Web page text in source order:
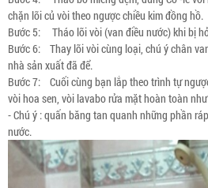
chặn lõi củ vòi theo ngược chiều kim đồng hồ.
Bước 5: Tháo lõi vòi (van điều nước) khi bị
Bước 6: Thay lõi vòi cùng loại, chú ý chân
nhà sản xuất đã để.
Bước 7: Cuối cùng bạn lắp theo trình tự
vòi hoa sen, vòi lavabo rửa mặt hoàn toàn
- Chú ý : quấn băng tan quanh những phần
nước.